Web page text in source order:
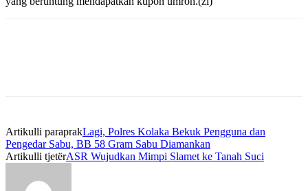
Artikulli paraprakLagi, Polres Kolaka Bekuk Pengguna dan
Pengedar Sabu, BB 58 Gram Sabu Diamankan
Artikulli tjetërASR Wujudkan Mimpi Slamet ke Tanah Suci